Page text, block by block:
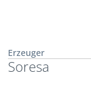
Erzeuger
Soresa